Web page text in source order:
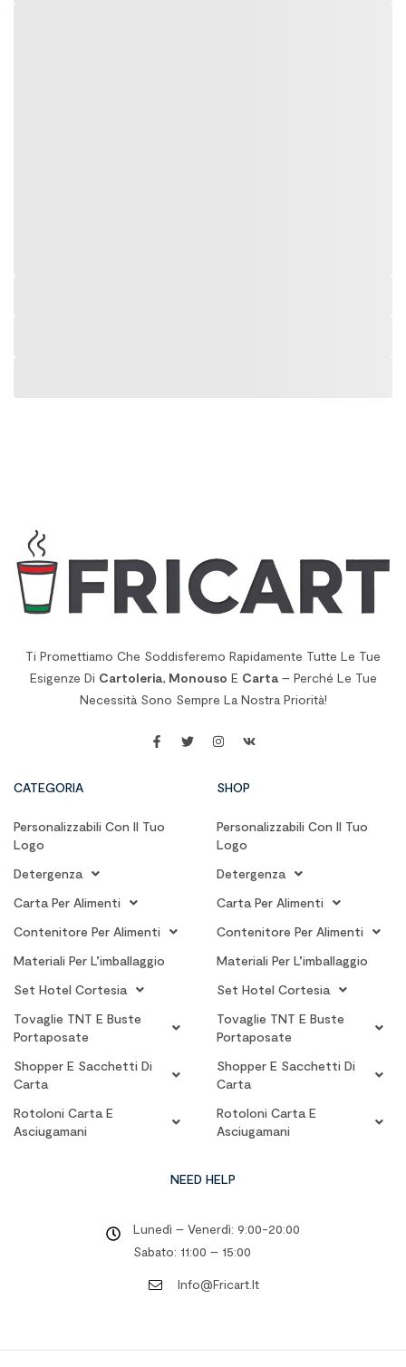
Ti Promettiamo Che Soddisferemo Rapidamente Tutte Le Tue
Esigenze Di Cartoleria, Monouso E Carta– Perché Le Tue
Necessità Sono Sempre La Nostra Priorità!
CATEGORIA
Personalizzabili Con Il Tuo
Logo
Detergenza
Carta Per Alimenti
Contenitore Per Alimenti
Materiali Per L’imballaggio
Set Hotel Cortesia
Tovaglie TNT E Buste
Portaposate
Shopper E Sacchetti Di
Carta
Rotoloni Carta E
Asciugamani
SHOP
Personalizzabili Con Il Tuo
Logo
Detergenza
Carta Per Alimenti
Contenitore Per Alimenti
Materiali Per L’imballaggio
Set Hotel Cortesia
Tovaglie TNT E Buste
Portaposate
Shopper E Sacchetti Di
Carta
Rotoloni Carta E
Asciugamani
NEED HELP
Lunedì – Venerdì: 9:00-20:00
Sabato: 11:00 – 15:00
Info@fricart.it